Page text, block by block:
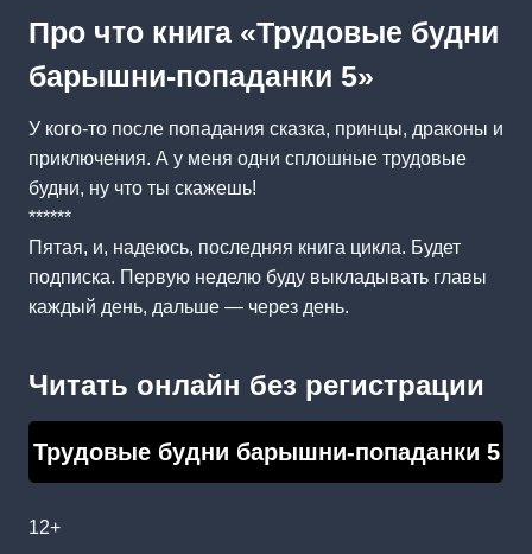
Про что книга «Трудовые будни
барышни-попаданки 5»
У кого-то после попадания сказка, принцы, драконы и
приключения. А у меня одни сплошные трудовые
будни, ну что ты скажешь!
******
Пятая, и, надеюсь, последняя книга цикла. Будет
подписка. Первую неделю буду выкладывать главы
каждый день, дальше — через день.
Читать онлайн без регистрации
Трудовые будни барышни-попаданки 5
12+